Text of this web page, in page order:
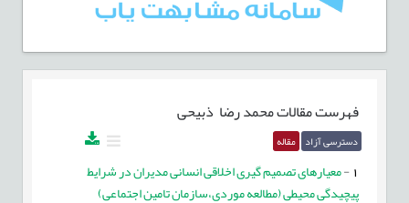
فهرست مقالاتمحمد رضا ذبیحی
دسترسی آزاد مقاله
-معیارهای تصمیم گیری اخلاقی انسانی مدیران در شرایط
پیچیدگی محیطی (مطالعه موردی،سازمان تامین اجتماعی)